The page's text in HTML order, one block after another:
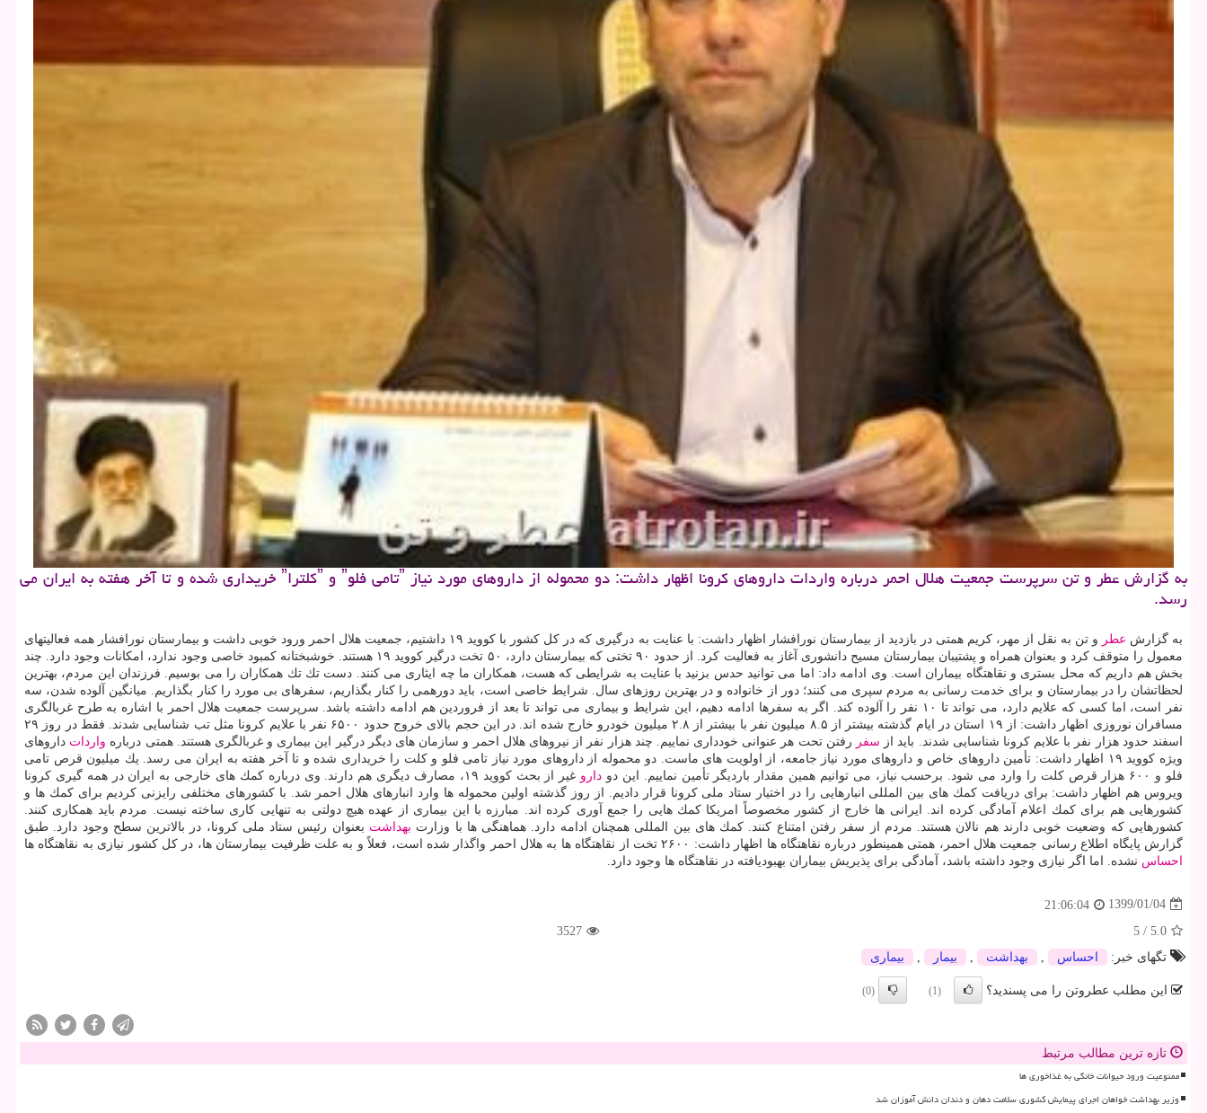
به گزارش عطر و تن سرپرست جمعیت هلال احمر درباره واردات داروهای كرونا اظهار داشت: دو محموله از داروهای مورد نیاز ˮتامی فلوˮ و ˮكلتراˮ خریداری شده و تا آخر هفته به ایران می
رسد.
به گزارش عطر
و تن به نقل از مهر، كریم همتی در بازدید از بیمارستان نورافشار اظهار داشت: با عنایت به درگیری كه در كل كشور با كووید ۱۹ داشتیم، جمعیت هلال احمر ورود خوبی داشت و بیمارستان نورافشار همه فعالیتهای
معمول را متوقف كرد و بعنوان همراه و پشتیبان بیمارستان مسیح دانشوری آغاز به فعالیت كرد. از حدود ۹۰ تختی كه بیمارستان دارد، ۵۰ تخت درگیر كووید ۱۹ هستند. خوشبختانه كمبود خاصی وجود ندارد، امكانات وجود دارد. چند
بخش هم داریم كه محل بستری و نقاهتگاه بیماران است. وی ادامه داد: اما می توانید حدس بزنید با عنایت به شرایطی كه هست، همكاران ما چه ایثاری می كنند. دست تك تك همكاران را می بوسیم. فرزندان این مردم، بهترین
لحظاتشان را در بیمارستان و برای خدمت رسانی به مردم سپری می كنند؛ دور از خانواده و در بهترین روزهای سال. شرایط خاصی است، باید دورهمی را كنار بگذاریم، سفرهای بی مورد را كنار بگذاریم. میانگین آلوده شدن، سه
نفر است، اما كسی كه علایم دارد، می تواند تا ۱۰ نفر را آلوده كند. اگر به سفرها ادامه دهیم، این شرایط و بیماری می تواند تا بعد از فروردین هم ادامه داشته باشد. سرپرست جمعیت هلال احمر با اشاره به طرح غربالگری
مسافران نوروزی اظهار داشت: از ۱۹ استان در ایام گذشته بیشتر از ۸.۵ میلیون نفر با بیشتر از ۲.۸ میلیون خودرو خارج شده اند. در این حجم بالای خروج حدود ۶۵۰۰ نفر با علایم كرونا مثل تب شناسایی شدند. فقط در روز ۲۹
اسفند حدود هزار نفر با علایم كرونا شناسایی شدند. باید از سفر رفتن تحت هر عنوانی خودداری نماییم. چند هزار نفر از نیروهای هلال احمر و سازمان های دیگر درگیر این بیماری و غربالگری هستند. همتی درباره واردات داروهای
ویژه كووید ۱۹ اظهار داشت: تأمین داروهای خاص و داروهای مورد نیاز جامعه، از اولویت های ماست. دو محموله از داروهای مورد نیاز تامی فلو و كلت را خریداری شده و تا آخر هفته به ایران می رسد. یك میلیون قرص تامی
فلو و ۶۰۰ هزار قرص كلت را وارد می شود. برحسب نیاز، می توانیم همین مقدار باردیگر تأمین نماییم. این دو
دارو
غیر از بحث كووید ۱۹، مصارف دیگری هم دارند. وی درباره كمك های خارجی به ایران در همه گیری كرونا
ویروس هم اظهار داشت: برای دریافت كمك های بین المللی انبارهایی را در اختیار ستاد ملی كرونا قرار دادیم. از روز گذشته اولین محموله ها وارد انبارهای هلال احمر شد. با كشورهای مختلفی رایزنی كردیم برای كمك ها و
كشورهایی هم برای كمك اعلام آمادگی كرده اند. ایرانی ها خارج از كشور مخصوصاً امریكا كمك هایی را جمع آوری كرده اند. مبارزه با این بیماری از عهده هیچ دولتی به تنهایی كاری ساخته نیست. مردم باید همكاری كنند.
كشورهایی كه وضعیت خوبی دارند هم نالان هستند. مردم از سفر رفتن امتناع كنند. كمك های بین المللی همچنان ادامه دارد. هماهنگی ها با وزارت بهداشت بعنوان رئیس ستاد ملی كرونا، در بالاترین سطح وجود دارد. طبق
گزارش پایگاه اطلاع رسانی جمعیت هلال احمر، همتی همینطور درباره نقاهتگاه ها اظهار داشت: ۲۶۰۰ تخت از نقاهتگاه ها به هلال احمر واگذار شده است، فعلاً و به علت ظرفیت بیمارستان ها، در كل كشور نیازی به نقاهتگاه ها
احساس نشده. اما اگر نیازی وجود داشته باشد، آمادگی برای پذیریش بیماران بهبودیافته در نقاهتگاه ها وجود دارد.
1399/01/04
21:06:04
5.0
/
5
3527
تگهای خبر:
احساس , بهداشت , بیمار , بیماری
این مطلب عطروتن را می پسندید؟ (1)
(0)
تازه ترین مطالب مرتبط
ممنوعیت ورود حیوانات خانگی به غذاخوری ها
وزیر بهداشت خواهان اجرای پیمایش کشوری سلامت دهان و دندان دانش آموزان شد